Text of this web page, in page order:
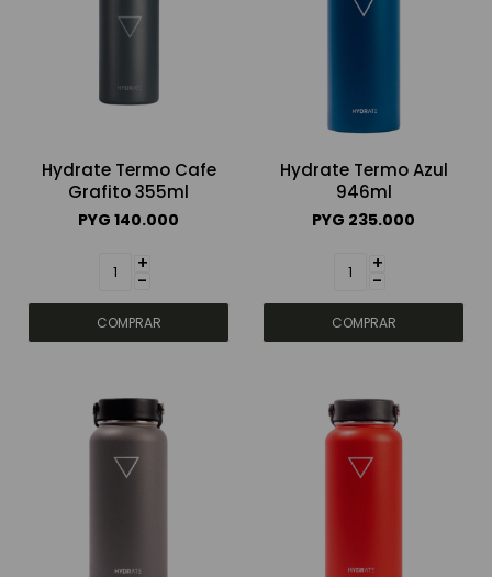
Hydrate Termo Cafe
Grafito 355ml
PYG 140.000
+
-
Hydrate Termo Azul
946ml
PYG 235.000
+
-